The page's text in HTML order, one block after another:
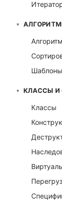
▾
Шаблоны
▾ КЛАССЫ И
Классы